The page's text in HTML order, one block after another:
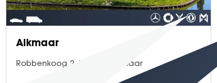
Alkmaar
Robbenkoog 2, 1822 BB Alkmaar